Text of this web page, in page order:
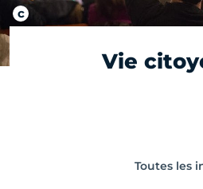
Vie
Toutes les